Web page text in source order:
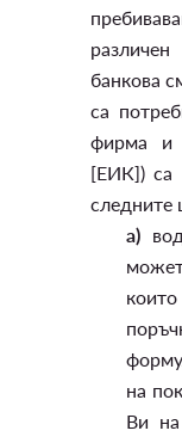
банкова
са
фирма и
[ЕИК]) са
следните
а)
на
Ви